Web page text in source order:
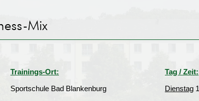
Trainings-Ort:
Sportschule Bad Blankenburg
Tag / Zeit:
Dienstag